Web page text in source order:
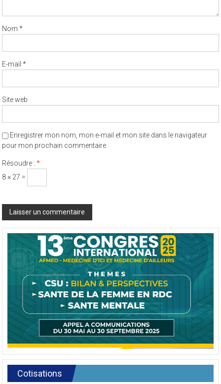
Nom*
E-mail*
Site web
Enregistrer mon nom, mon e-mail et mon site dans le navigateur
pour mon prochain commentaire.
Résoudre :*
8 × 27 =
Cotisations